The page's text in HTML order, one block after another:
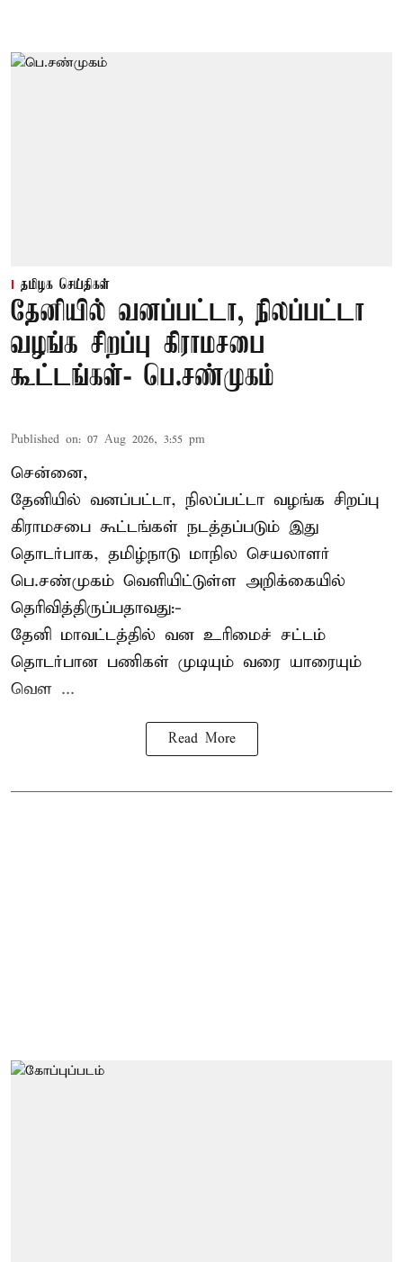
தமிழக செய்திகள்
தேனியில் வனப்பட்டா, நிலப்பட்டா
வழங்க சிறப்பு கிராமசபை
கூட்டங்கள்- பெ.சண்முகம்
Published on: 07 Aug 2026, 3:55 pm
சென்னை,
தேனியில் வனப்பட்டா, நிலப்பட்டா வழங்க சிறப்பு
கிராமசபை கூட்டங்கள் நடத்தப்படும் இது
தொடர்பாக, தமிழ்நாடு மாநில செயலாளர்
பெ.சண்முகம் வெளியிட்டுள்ள அறிக்கையில்
தெரிவித்திருப்பதாவது:-
தேனி மாவட்டத்தில் வன உரிமைச் சட்டம்
தொடர்பான பணிகள் முடியும் வரை யாரையும்
வெள ...
Read More